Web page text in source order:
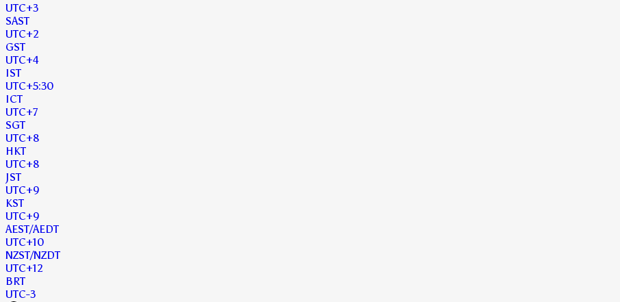
UTC+3
SAST
UTC+2
GST
UTC+4
IST
UTC+5:30
ICT
UTC+7
SGT
UTC+8
HKT
UTC+8
JST
UTC+9
KST
UTC+9
AEST/AEDT
UTC+10
NZST/NZDT
UTC+12
BRT
UTC-3